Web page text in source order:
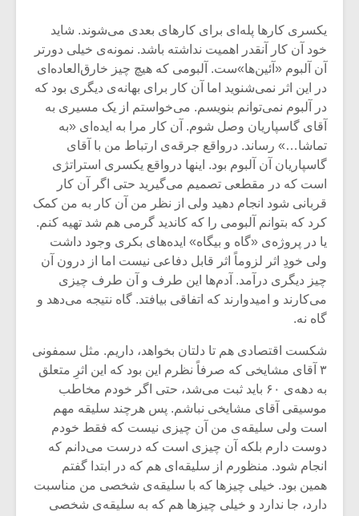
یکسری کارها پله‌ای برای کارهای بعدی می‌شوند. شاید
خود آن کار آنقدر اهمیت نداشته باشد. نمونه‌ی خیلی دورتر
آن آلبوم «آئین‌ها»ست. آلبومی که هیچ چیز خارق‌العاده‌ای
در این اثر نمی‌شنوید اما آن کار برای بهانه‌ی دیگری بود که
در آلبوم نمی‌توانم بنویسم. می‌خواستم از یک مسیری به
آقای گاسپاریان وصل شوم. آن کار مرا به ایده‌ای «به
تماشا…» رساند. درواقع جرقه‌ی ارتباط من با آقای
گاسپاریان آن آلبوم بود. اینها درواقع یکسری استراتژی
است که در مقطعی تصمیم می‌گیرید حتی اگر آن کار
قربانی شود انجام دهید ولی از نظر من آن کار به من کمک
کرد که بتوانم آلبومی را که کاندید گرمی هم شد تهیه کنم.
یا در پروژه‌ی «گاه و بیگاه» ایده‌های بکری وجود داشت
ولی خودِ اثر لزوماً اثر قابل دفاعی نیست اما از درون آن
چیز دیگری درآمد. آدم‌ها این طرف و آن طرف چیزی
می‌کارند و امیدوارند که اتفاقی بیافتد. گاه نتیجه می‌دهد و
گاه نه.
شکست اقتصادی هم تا دلتان بخواهد، داریم. مثل سمفونی
۳ آقای مشایخی که صرفاً نظرم این بود که این اثرِ متعلق
به دهه‌ی ۶۰ باید ثبت می‌شد، حتی اگر خودم مخاطب
موسیقی آقای مشایخی نباشم. پس هرچند سلیقه مهم
است ولی سلیقه‌ی من آن چیزی نیست که فقط خودم
دوست دارم بلکه آن چیزی است که درست می‌دانم که
انجام شود. منظورم از سلیقه‌ای هم که در ابتدا گفتم
همین بود. خیلی چیزها که با سلیقه‌ی شخصی من مناسبت
دارد، جا ندارد و خیلی چیزها هم که به سلیقه‌ی شخصی
میکلوش روژا
یادداشتی بر موسیقی
متن فیلم «متری
شیش و نیم»
موسیقی
موسیقی